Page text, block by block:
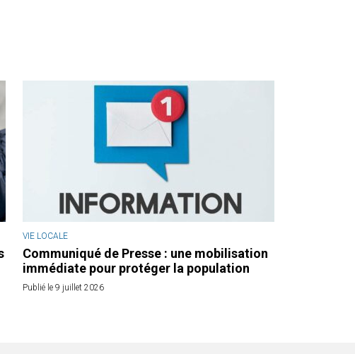
VIE LOCALE
Communiqué de Presse : une mobilisation
immédiate pour protéger la population
Publié le 9 juillet 2026